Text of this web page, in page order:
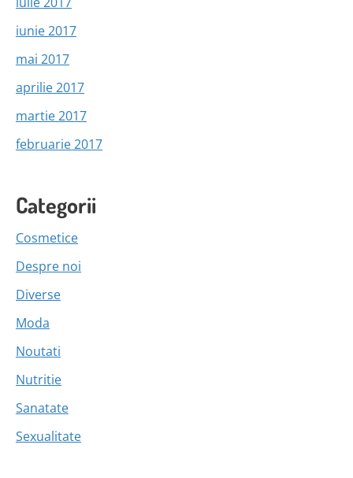
iunie 2017
mai 2017
aprilie 2017
martie 2017
februarie 2017
Categorii
Cosmetice
Despre noi
Diverse
Moda
Noutati
Nutritie
Sanatate
Sexualitate